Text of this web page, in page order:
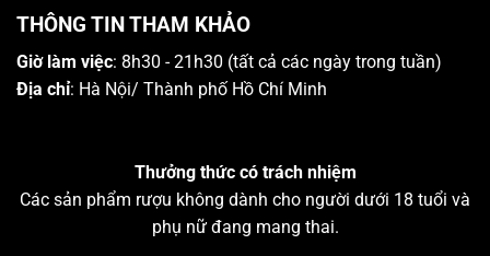
THÔNG TIN THAM KHẢO
Giờ làm việc: 8h30 - 21h30 (tất cả các ngày trong tuần)
Địa chỉ: Hà Nội/ Thành phố Hồ Chí Minh
Thưởng thức có trách nhiệm
Các sản phẩm rượu không dành cho người dưới 18 tuổi và
phụ nữ đang mang thai.